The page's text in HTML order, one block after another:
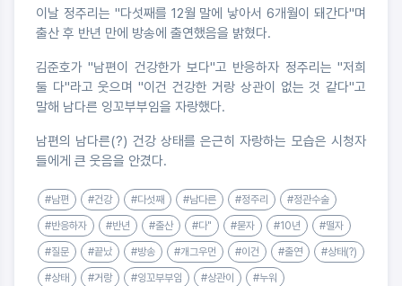
이날 정주리는 "다섯째를 12월 말에 낳아서 6개월이 돼간다"며
출산 후 반년 만에 방송에 출연했음을 밝혔다.
김준호가 "남편이 건강한가 보다"고 반응하자 정주리는 "저희
둘 다"라고 웃으며 "이건 건강한 거랑 상관이 없는 것 같다"고
말해 남다른 잉꼬부부임을 자랑했다.
남편의 남다른(?) 건강 상태를 은근히 자랑하는 모습은 시청자
들에게 큰 웃음을 안겼다.
#남편 #건강 #다섯째 #남다른 #정주리 #정관수술
#반응하자 #반년 #출산 #다" #묻자 #10년 #떨자
#질문 #끝났 #방송 #개그우먼 #이건 #출연 #상태(?)
#상태 #거랑 #잉꼬부부임 #상관이 #누워